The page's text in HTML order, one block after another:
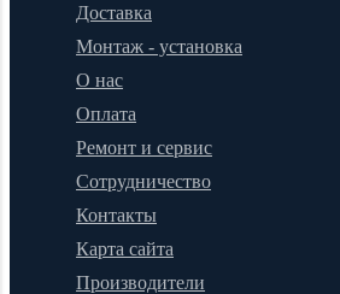
Доставка
Монтаж - установка
О нас
Оплата
Ремонт и сервис
Сотрудничество
Контакты
Карта сайта
Производители